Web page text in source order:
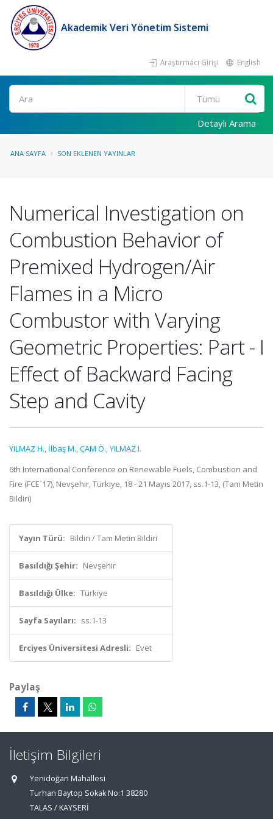
Akademik Veri Yönetim Sistemi
Araştırmacı Girişi English
Ara
Detaylı Arama
ANA SAYFA SON EKLENEN YAYINLAR
Numerical Investigation on
Combustion Behavior of
Premixed Hydrogen/Air
Flames in a Micro
Combustor with Varying
Geometric Properties: Part - I
Effect of Backward Facing
Step and Cavity
YILMAZ H., İlbaş M.,ÇAM Ö.,YILMAZ I.
6th International Conference on Renewable Fuels, Combustion and
Fire (FCE`17), Nevşehir, Türkiye, 18 - 21 Mayıs 2017, ss.1-13, (Tam Metin
Bildiri)
Yayın Türü: Bildiri / Tam Metin Bildiri
Basıldığı Şehir: Nevşehir
Basıldığı Ülke: Türkiye
Sayfa Sayıları: ss.1-13
Erciyes Üniversitesi Adresli: Evet
Paylaş
İletişim Bilgileri
Yenidoğan Mahallesi
Turhan Baytop Sokak No:1 38280
TALAS / KAYSERİ